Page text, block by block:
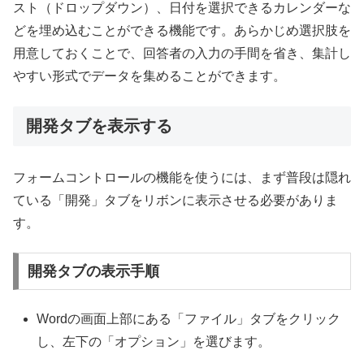
スト（ドロップダウン）、日付を選択できるカレンダーな
どを埋め込むことができる機能です。あらかじめ選択肢を
用意しておくことで、回答者の入力の手間を省き、集計し
やすい形式でデータを集めることができます。
開発タブを表示する
フォームコントロールの機能を使うには、まず普段は隠れ
ている「開発」タブをリボンに表示させる必要がありま
す。
開発タブの表示手順
Wordの画面上部にある「ファイル」タブをクリック
し、左下の「オプション」を選びます。